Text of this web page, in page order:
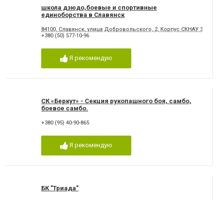
школа дзюдо,боевые и спортивные
единоборства в Славянск
84100, Славянск, улица Добровольского, 2, Корпус СКНАУ 3 этаж
+380 (50) 577-10-96
Я рекомендую
СК «Беркут» - Секция рукопашного боя, самбо,
боевое самбо.
+380 (95) 40-90-865
Я рекомендую
БК "Триада"